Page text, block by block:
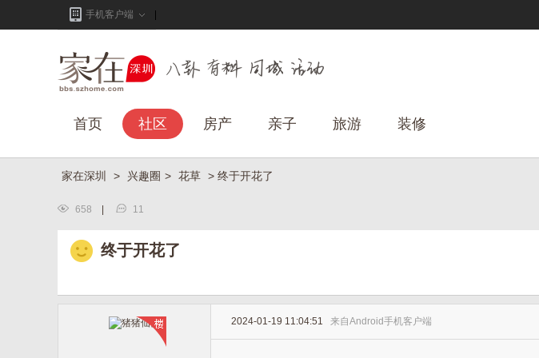
手机客户端
首页 社区 房产 亲子 旅游 装修
家在深圳 > 兴趣圈 > 花草 > 终于开花了
658 11
终于开花了
2024-01-19 11:04:51 来自Android手机客户端